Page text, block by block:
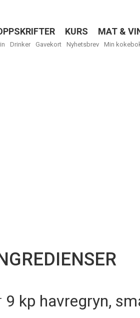
KURS MAT &
Drinker Gavekort Nyhetsbrev Min
9 kp havregryn,